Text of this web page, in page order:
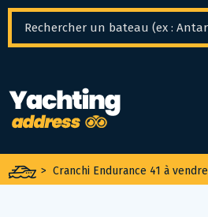
> Cranchi Endurance 41 à vendre
Panneau de gestion des cookies